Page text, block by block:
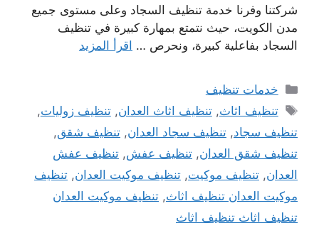
شركتنا وفرنا خدمة تنظيف السجاد وعلى مستوى جميع
مدن الكويت، حيث نتمتع بمهارة كبيرة في تنظيف
السجاد بفاعلية كبيرة، ونحرص … اقرأ المزيد
التصنيفات
خدمات تنظيف
الوسوم
تنظيف اثاث,تنظيف اثاث العدان,تنظيف زوليات,
تنظيف سجاد, تنظيف سجاد العدان, تنظيف شقق,
تنظيف شقق العدان, تنظيف عفش, تنظيف عفش
العدان, تنظيف موكيت, تنظيف موكيت العدان, تنظيف
موكيت العدان تنظيف اثاث, تنظيف موكيت العدان
تنظيف اثاث تنظيف اثاث